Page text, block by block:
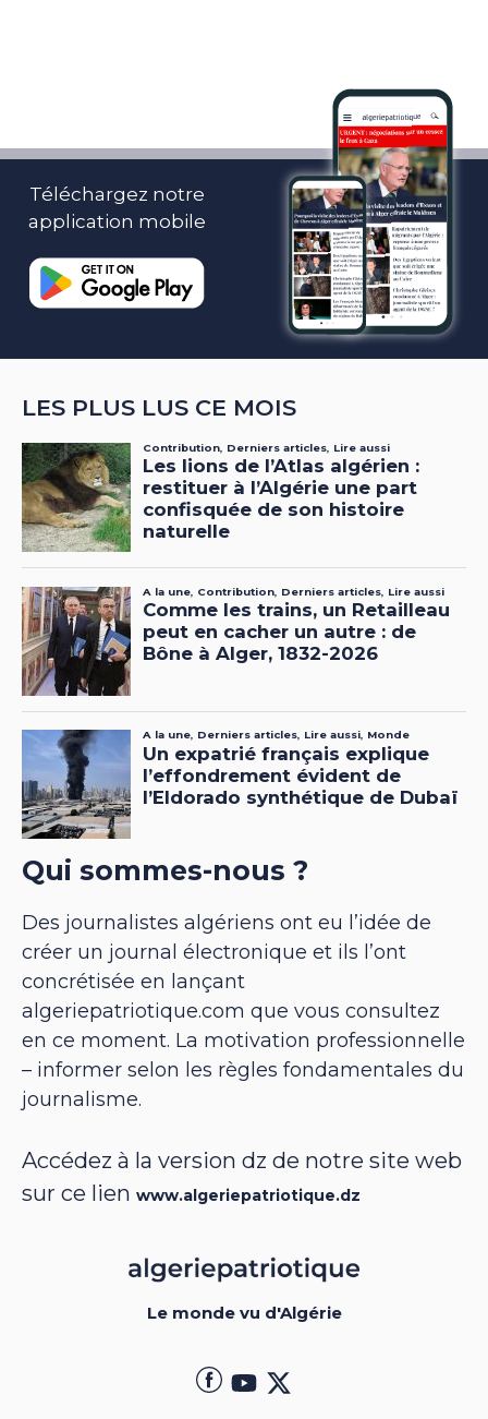
Téléchargez notre
application mobile
LES PLUS LUS CE MOIS
Qui sommes-nous ?
Des journalistes algériens ont eu l’idée de
créer un journal électronique et ils l’ont
concrétisée en lançant
algeriepatriotique.com que vous consultez
en ce moment. La motivation professionnelle
– informer selon les règles fondamentales du
journalisme.
Accédez à la version dz de notre site web
sur ce lien www.algeriepatriotique.dz
Le monde vu d'Algérie